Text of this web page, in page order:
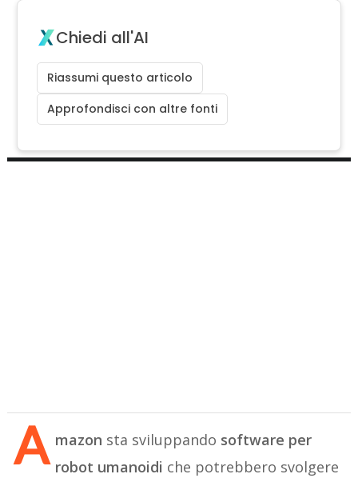
Chiedi all'AI
Riassumi questo articolo
Approfondisci con altre fonti
A mazon sta sviluppando software per
robot umanoidi che potrebbero svolgere